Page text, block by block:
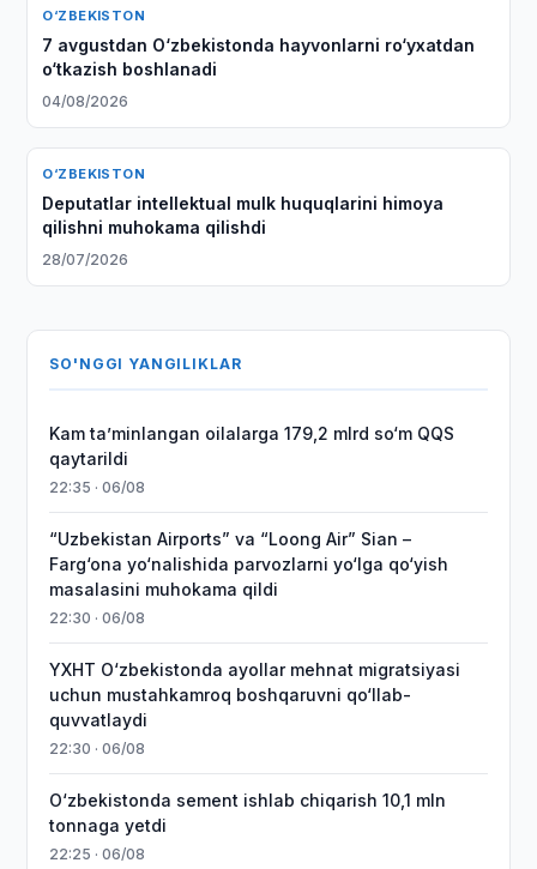
O‘ZBEKISTON
7 avgustdan O‘zbekistonda hayvonlarni ro‘yxatdan
o‘tkazish boshlanadi
04/08/2026
O‘ZBEKISTON
Deputatlar intellektual mulk huquqlarini himoya
qilishni muhokama qilishdi
28/07/2026
SO'NGGI YANGILIKLAR
Kam taʼminlangan oilalarga 179,2 mlrd so‘m QQS
qaytarildi
22:35 · 06/08
“Uzbekistan Airports” va “Loong Air” Sian –
Farg‘ona yo‘nalishida parvozlarni yo‘lga qo‘yish
masalasini muhokama qildi
22:30 · 06/08
YXHT O‘zbekistonda ayollar mehnat migratsiyasi
uchun mustahkamroq boshqaruvni qo‘llab-
quvvatlaydi
22:30 · 06/08
O‘zbekistonda sement ishlab chiqarish 10,1 mln
tonnaga yetdi
22:25 · 06/08